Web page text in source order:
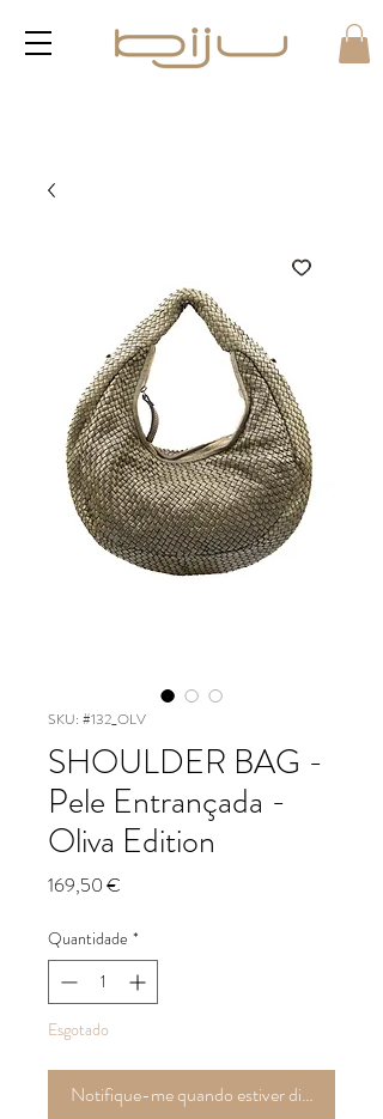
SKU: #132_OLV
SHOULDER BAG -
Pele Entrançada -
Oliva Edition
169,50 €
Quantidade *
Esgotado
Notifique-me quando estiver disponível